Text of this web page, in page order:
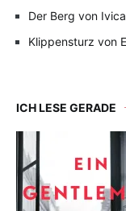
Der Berg von
Klippensturz von
ICH LESE GERADE